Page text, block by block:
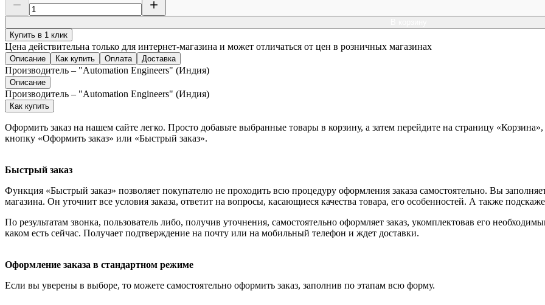
Купить в 1 клик
Цена действительна только для интернет-магазина и может отличаться от цен в розничных магазинах
Описание Как купить Оплата Доставка
Производитель – "Automation Engineers" (Индия)
Описание
Производитель – "Automation Engineers" (Индия)
Как купить
Оформить заказ на нашем сайте легко. Просто добавьте выбранные товары в корзину, а затем перейдите на страницу
кнопку «Оформить заказ» или «Быстрый заказ».
Быстрый заказ
Функция «Быстрый заказ» позволяет покупателю не проходить всю процедуру оформления заказа самостоятельно. Вы
магазина. Он уточнит все условия заказа, ответит на вопросы, касающиеся качества товара, его особенностей. А также
По результатам звонка, пользователь либо, получив уточнения, самостоятельно оформляет заказ, укомплектовав его
каком есть сейчас. Получает подтверждение на почту или на мобильный телефон и ждет доставки.
Оформление заказа в стандартном режиме
Если вы уверены в выборе, то можете самостоятельно оформить заказ, заполнив по этапам всю форму.